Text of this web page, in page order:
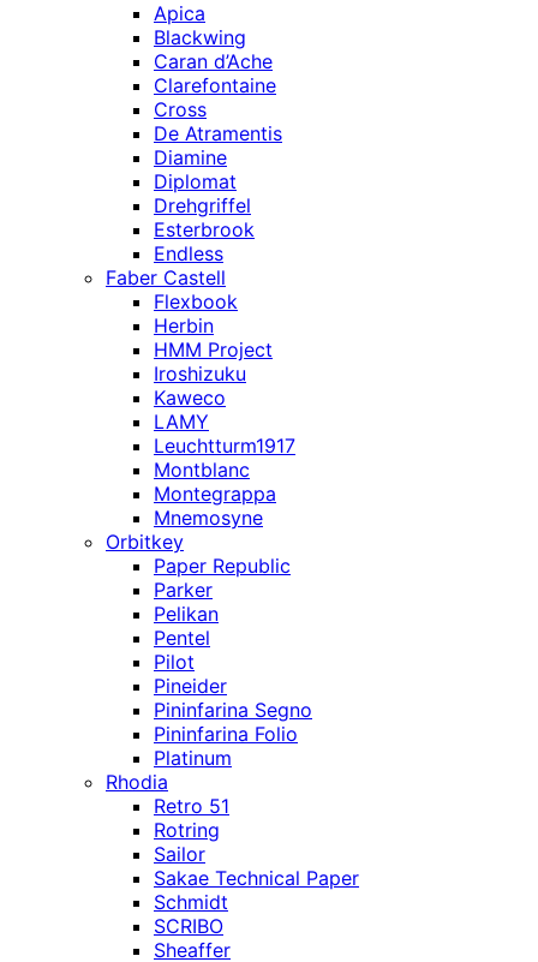
Apica
Blackwing
Caran d’Ache
Clarefontaine
Cross
De Atramentis
Diamine
Diplomat
Drehgriffel
Esterbrook
Endless
Faber Castell
Flexbook
Herbin
HMM Project
Iroshizuku
Kaweco
LAMY
Leuchtturm1917
Montblanc
Montegrappa
Mnemosyne
Orbitkey
Paper Republic
Parker
Pelikan
Pentel
Pilot
Pineider
Pininfarina Segno
Pininfarina Folio
Platinum
Rhodia
Retro 51
Rotring
Sailor
Sakae Technical Paper
Schmidt
SCRIBO
Sheaffer